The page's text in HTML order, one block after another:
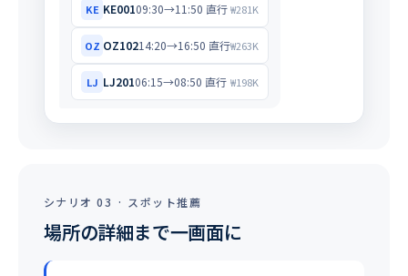
KE KE00109:30→11:50 直行₩281K
OZ OZ10214:20→16:50 直行₩263K
LJ LJ20106:15→08:50 直行 ₩198K
シナリオ 03 · スポット推薦
場所の詳細まで一画面に